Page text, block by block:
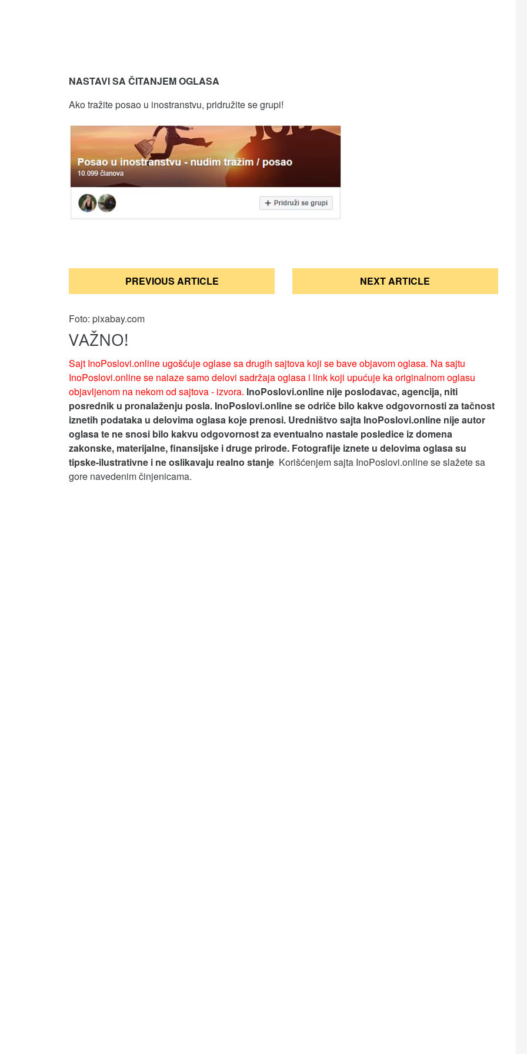
NASTAVI SA ČITANJEM OGLASA
Ako tražite posao u inostranstvu, pridružite se grupi!
Кретање
PREVIOUS ARTICLE NEXT ARTICLE
Foto: pixabay.com
VAŽNO!
Sajt InoPoslovi.online ugošćuje oglase sa drugih sajtova koji se bave objavom oglasa. Na sajtu
InoPoslovi.online se nalaze samo delovi sadržaja oglasa i link koji upućuje ka originalnom oglasu
objavljenom na nekom od sajtova - izvora. InoPoslovi.online nije poslodavac, agencija, niti
posrednik u pronalaženju posla. InoPoslovi.online se odriče bilo kakve odgovornosti za tačnost
iznetih podataka u delovima oglasa koje prenosi. Uredništvo sajta InoPoslovi.online nije autor
oglasa te ne snosi bilo kakvu odgovornost za eventualno nastale posledice iz domena
zakonske, materijalne, finansijske i druge prirode. Fotografije iznete u delovima oglasa su
tipske-ilustrativne i ne oslikavaju realno stanje Korišćenjem sajta InoPoslovi.online se slažete sa
gore navedenim činjenicama.